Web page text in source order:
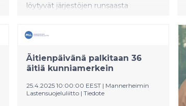
löytyvät järjestöjen runsaasta
Äitienpäivänä palkitaan 36
äitiä kunniamerkein
25.4.2025 10:00:00 EEST | Mannerheimin
Lastensuojeluliitto | Tiedote